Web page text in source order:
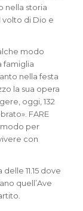
nella storia
volto di Dio e
modo
famiglia
nella festa
la sua opera
oggi, 132
FARE
modo per
con
11.15 dove
quell’Ave